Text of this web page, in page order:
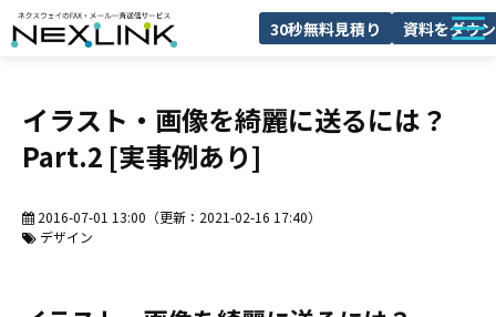
30秒無料見積り 資料をダウ
FAXDMとは
導入事例
料金
イラスト・画像を綺麗に送るには？
Part.2 [実事例あり]
2016-07-01 13:00 （更新： 2021-02-16 17:40）
デザイン